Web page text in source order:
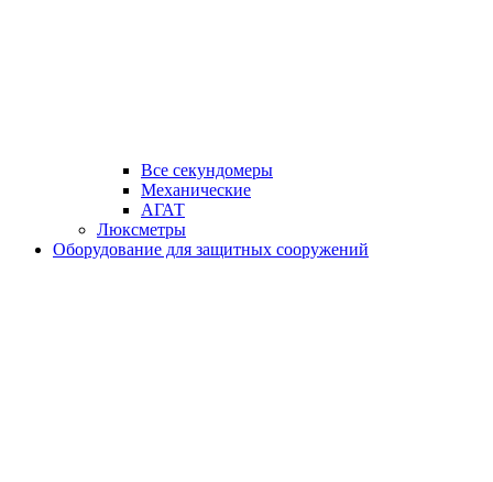
Все секундомеры
Механические
АГАТ
Люксметры
Оборудование для защитных сооружений